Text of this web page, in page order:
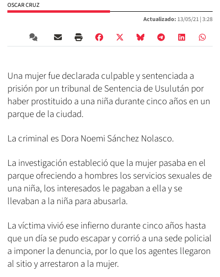
OSCAR CRUZ
Actualizado: 13/05/21 |3:28
Una mujer fue declarada culpable y sentenciada a
prisión por un tribunal de Sentencia de Usulután por
haber prostituido a una niña durante cinco años en un
parque de la ciudad.
La criminal es Dora Noemi Sánchez Nolasco.
La investigación estableció que la mujer pasaba en el
parque ofreciendo a hombres los servicios sexuales de
una niña, los interesados le pagaban a ella y se
llevaban a la niña para abusarla.
La víctima vivió ese infierno durante cinco años hasta
que un día se pudo escapar y corrió a una sede policial
a imponer la denuncia, por lo que los agentes llegaron
al sitio y arrestaron a la mujer.